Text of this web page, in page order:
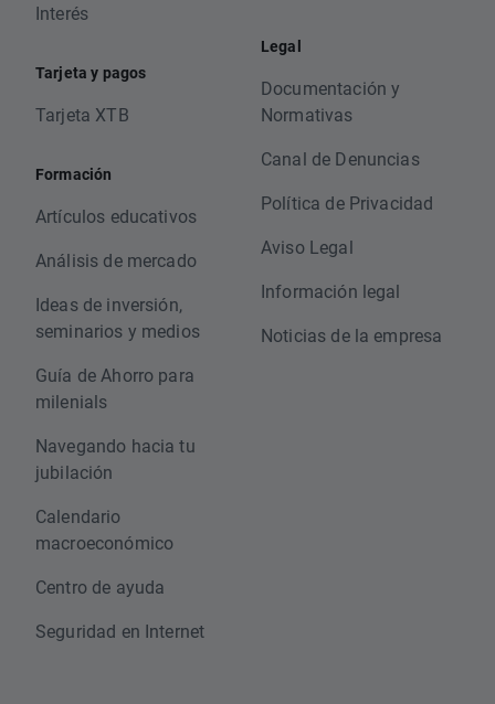
Interés
Tarjeta y pagos
Tarjeta XTB
Formación
Artículos educativos
Análisis de mercado
Ideas de inversión,
seminarios y medios
Guía de Ahorro para
milenials
Navegando hacia tu
jubilación
Calendario
macroeconómico
Centro de ayuda
Seguridad en Internet
Legal
Documentación y
Normativas
Canal de Denuncias
Política de Privacidad
Aviso Legal
Información legal
Noticias de la empresa